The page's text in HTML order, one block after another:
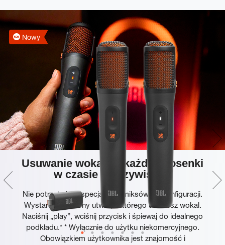
Nowy
Usuwanie wokalu z każdej piosenki
w czasie rzeczywistym
Nie potrzebujesz specjalnych miksów ani konfiguracji.
Wystarczy ulubiony utwór, z którego usuniesz wokal.
Naciśnij „play”, wciśnij przycisk i śpiewaj do idealnego
podkładu.* * Wyłącznie do użytku niekomercyjnego.
Obowiązkiem użytkownika jest znajomość i